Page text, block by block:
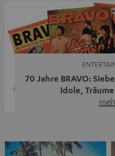
Streaming-System vereint
moderne Streaming-
einem einzigen Gerät – und
Sound heute keine
70 Jahre BRAVO:
Idole,
1956 begleitet das Magazin